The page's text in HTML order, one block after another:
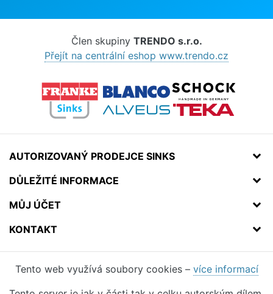
Člen skupiny TRENDO s.r.o.
Přejít na centrální eshop www.trendo.cz
AUTORIZOVANÝ PRODEJCE SINKS
DŮLEŽITÉ INFORMACE
MŮJ ÚČET
KONTAKT
Tento web využívá soubory cookies – více informací